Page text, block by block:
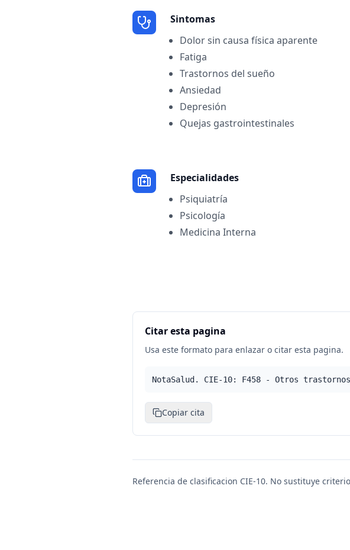
Sintomas
Dolor sin causa física aparente
Fatiga
Trastornos del sueño
Ansiedad
Depresión
Quejas gastrointestinales
Especialidades
Psiquiatría
Psicología
Medicina Interna
Citar esta pagina
Usa este formato para enlazar o citar esta pagina.
NotaSalud. CIE-10: F458 - Otros
Copiar cita
Referencia de clasificacion CIE-10. No sustituye